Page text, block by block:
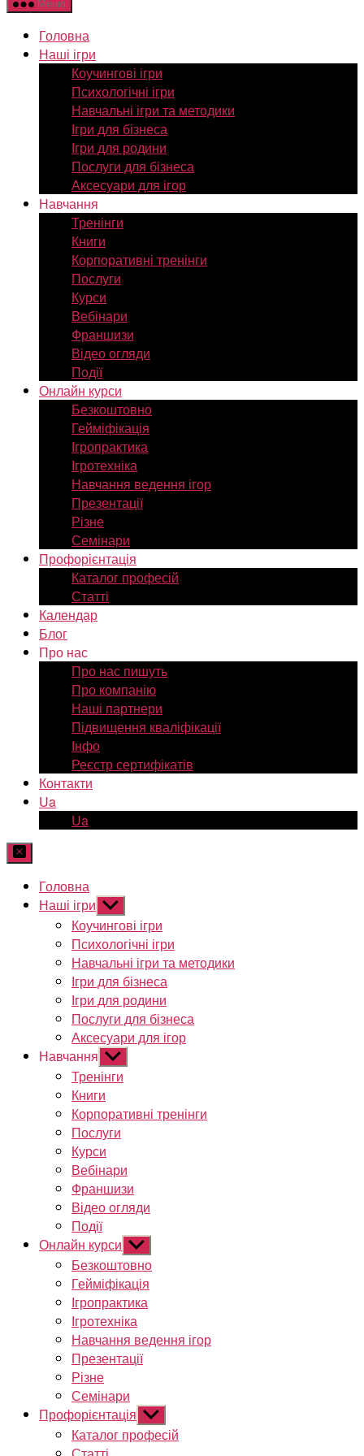
Меню
Головна
Наші ігри
Коучингові ігри
Психологічні ігри
Навчальні ігри та методики
Ігри для бізнеса
Ігри для родини
Послуги для бізнеса
Аксесуари для ігор
Навчання
Тренінги
Книги
Корпоративні тренінги
Послуги
Курси
Вебінари
Франшизи
Відео огляди
Події
Онлайн курси
Безкоштовно
Гейміфікація
Ігропрактика
Ігротехніка
Навчання ведення ігор
Презентації
Різне
Семінари
Профорієнтація
Каталог професій
Статті
Календар
Блог
Про нас
Про нас пишуть
Про компанію
Наші партнери
Підвищення кваліфікації
Інфо
Реєстр сертифікатів
Контакти
Ua
Ua
Головна
Наші ігри Показати
підменю
Коучингові ігри
Психологічні ігри
Навчальні ігри та методики
Ігри для бізнеса
Ігри для родини
Послуги для бізнеса
Аксесуари для ігор
Навчання Показати
підменю
Тренінги
Книги
Корпоративні тренінги
Послуги
Курси
Вебінари
Франшизи
Відео огляди
Події
Онлайн курси Показати
підменю
Безкоштовно
Гейміфікація
Ігропрактика
Ігротехніка
Навчання ведення ігор
Презентації
Різне
Семінари
Профорієнтація Показати
підменю
Каталог професій